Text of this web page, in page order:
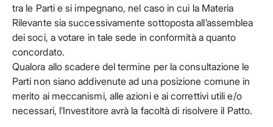
tra le Parti e si impegnano, nel caso in cui la Materia
Rilevante sia successivamente sottoposta all’assemblea
dei soci, a votare in tale sede in conformità a quanto
concordato.
Qualora allo scadere del termine per la consultazione le
Parti non siano addivenute ad una posizione comune in
merito ai meccanismi, alle azioni e ai correttivi utili e/o
necessari, l’Investitore avrà la facoltà di risolvere il Patto.